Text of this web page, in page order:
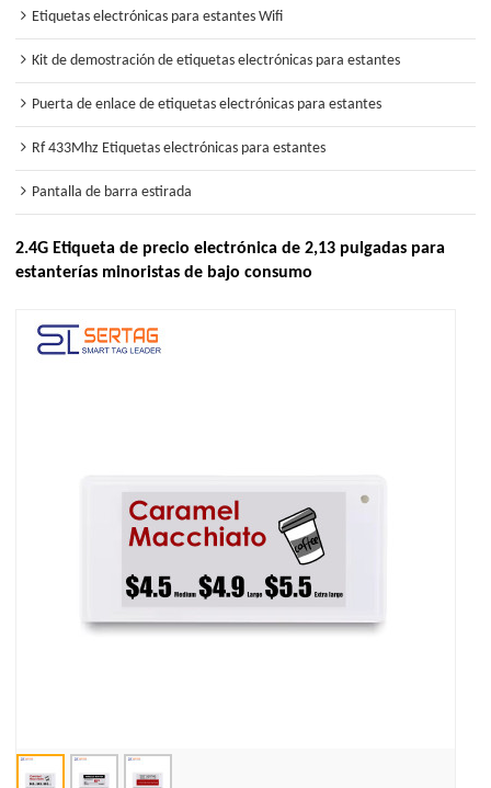
Etiquetas electrónicas para estantes Wifi
Kit de demostración de etiquetas electrónicas para estantes
Puerta de enlace de etiquetas electrónicas para estantes
Rf 433Mhz Etiquetas electrónicas para estantes
Pantalla de barra estirada
2.4G Etiqueta de precio electrónica de 2,13 pulgadas para
estanterías minoristas de bajo consumo